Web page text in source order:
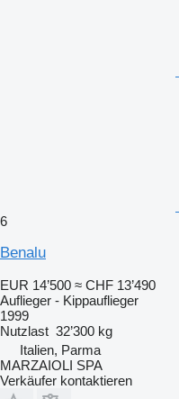
6
Benalu
EUR 14’500 ≈ CHF 13’490
Auflieger - Kippauflieger
1999
Nutzlast 32’300 kg
Italien, Parma
MARZAIOLI SPA
Verkäufer kontaktieren